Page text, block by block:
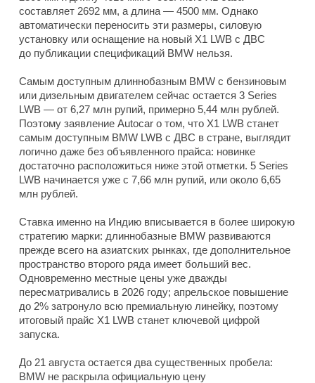
составляет 2692 мм, а длина — 4500 мм. Однако
автоматически переносить эти размеры, силовую
установку или оснащение на новый X1 LWB с ДВС
до публикации спецификаций BMW нельзя.
Самым доступным длиннобазным BMW с бензиновым
или дизельным двигателем сейчас остается 3 Series
LWB — от 6,27 млн рупий, примерно 5,44 млн рублей.
Поэтому заявление Autocar о том, что X1 LWB станет
самым доступным BMW LWB с ДВС в стране, выглядит
логично даже без объявленного прайса: новинке
достаточно расположиться ниже этой отметки. 5 Series
LWB начинается уже с 7,66 млн рупий, или около 6,65
млн рублей.
Ставка именно на Индию вписывается в более широкую
стратегию марки: длиннобазные BMW развиваются
прежде всего на азиатских рынках, где дополнительное
пространство второго ряда имеет больший вес.
Одновременно местные цены уже дважды
пересматривались в 2026 году; апрельское повышение
до 2% затронуло всю премиальную линейку, поэтому
итоговый прайс X1 LWB станет ключевой цифрой
запуска.
До 21 августа остается два существенных пробела:
BMW не раскрыла официальную цену